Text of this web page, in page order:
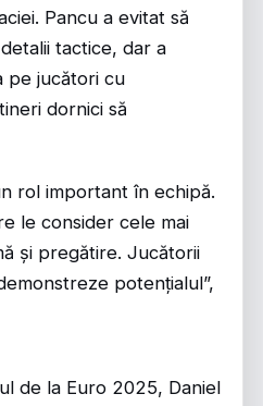
Pancu a evitat să
tactice, dar a
pe jucători cu
dornici să
rol important în echipă.
le consider cele mai
și pregătire. Jucătorii
potențialul”,
de la Euro 2025, Daniel